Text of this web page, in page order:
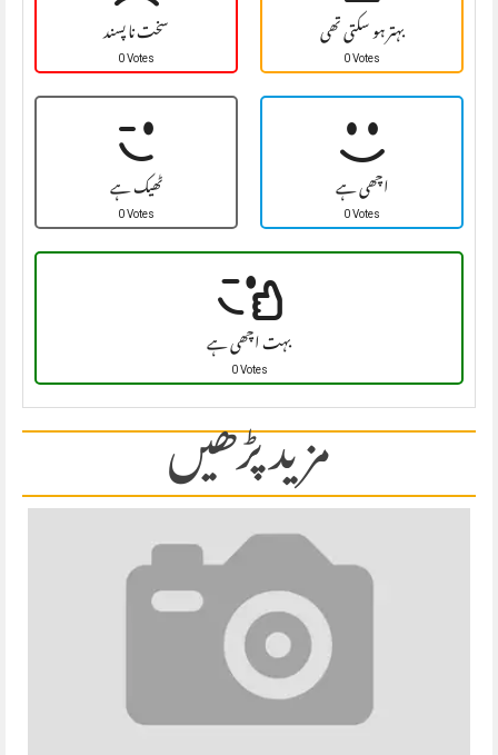
سخت نا پسند
0 Votes بہتر ہو سکتی تھی
0 Votes
ٹھیک ہے
0 Votes اچھی ہے
0 Votes
بہت اچھی ہے
0 Votes
مزید پڑھیں